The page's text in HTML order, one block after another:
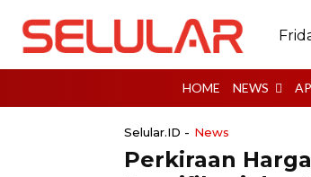
HOME NEWS
Selular.ID - News
Perkiraan